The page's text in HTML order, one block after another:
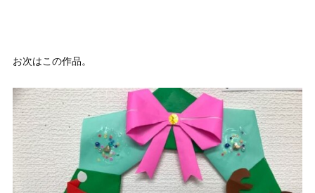
お次はこの作品。